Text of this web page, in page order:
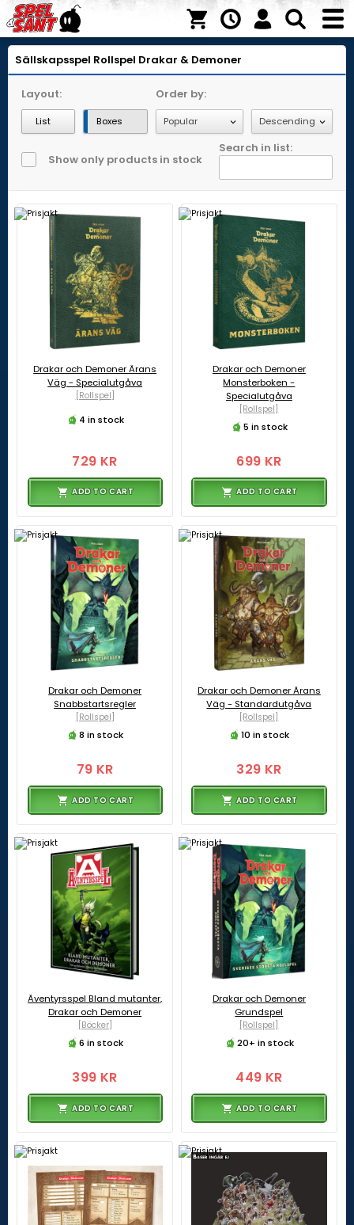
Sällskapsspel Rollspel Drakar & Demoner
Layout:
List Boxes
Order by:
Show only products in stock
Search in list:
Drakar och Demoner Ärans
Väg - Specialutgåva
[Rollspel]
4 in stock
729 KR
ADD TO CART
Drakar och Demoner
Monsterboken -
Specialutgåva
[Rollspel]
5 in stock
699 KR
ADD TO CART
Drakar och Demoner
Snabbstartsregler
[Rollspel]
8 in stock
79 KR
ADD TO CART
Drakar och Demoner Ärans
Väg - Standardutgåva
[Rollspel]
10 in stock
329 KR
ADD TO CART
Äventyrsspel Bland mutanter,
Drakar och Demoner
[Böcker]
6 in stock
399 KR
ADD TO CART
Drakar och Demoner
Grundspel
[Rollspel]
20+ in stock
449 KR
ADD TO CART